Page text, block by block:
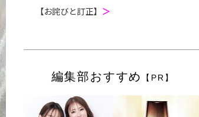
【お詫びと訂正】 ＞
編集部おすすめ 【PR】